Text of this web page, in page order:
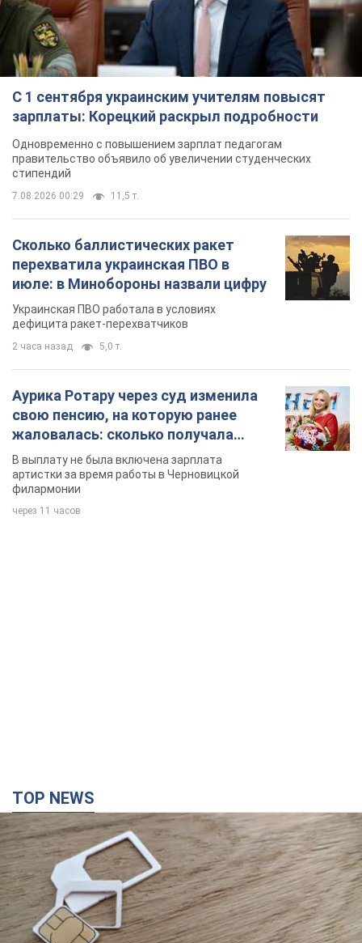
С 1 сентября украинским учителям повысят
зарплаты: Корецкий раскрыл подробности
Одновременно с повышением зарплат педагогам
правительство объявило об увеличении студенческих
стипендий
7.08.2026 00:29 11,5 т.
Сколько баллистических ракет
перехватила украинская ПВО в
июле: в Минобороны назвали цифру
Украинская ПВО работала в условиях
дефицита ракет-перехватчиков
2 часа назад 5,0 т.
Аурика Ротару через суд изменила
свою пенсию, на которую ранее
жаловалась: сколько получала
певица
В выплату не была включена зарплата
артистки за время работы в Черновицкой
филармонии
через 11 часов
TOP NEWS